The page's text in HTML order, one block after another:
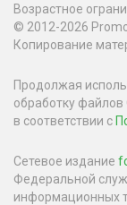
Возрастное
© 2012-2026
Копирование
Продолжая
обработку файлов
в соответствии с
Сетевое издание
Федеральной
информационных